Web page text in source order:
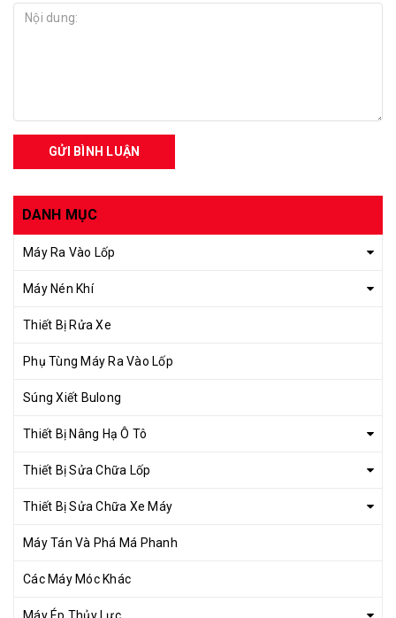
GỬI BÌNH LUẬN
DANH MỤC
Máy Ra Vào Lốp
Máy Nén Khí
Thiết Bị Rửa Xe
Phụ Tùng Máy Ra Vào Lốp
Súng Xiết Bulong
Thiết Bị Nâng Hạ Ô Tô
Thiết Bị Sửa Chữa Lốp
Thiết Bị Sửa Chữa Xe Máy
Máy Tán Và Phá Má Phanh
Các Máy Móc Khác
Máy Ép Thủy Lực